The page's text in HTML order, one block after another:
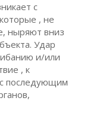
с
, не
ныряют вниз
Удар
и/или
, к
последующим